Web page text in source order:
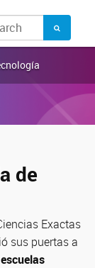
de
Exactas
sus puertas a